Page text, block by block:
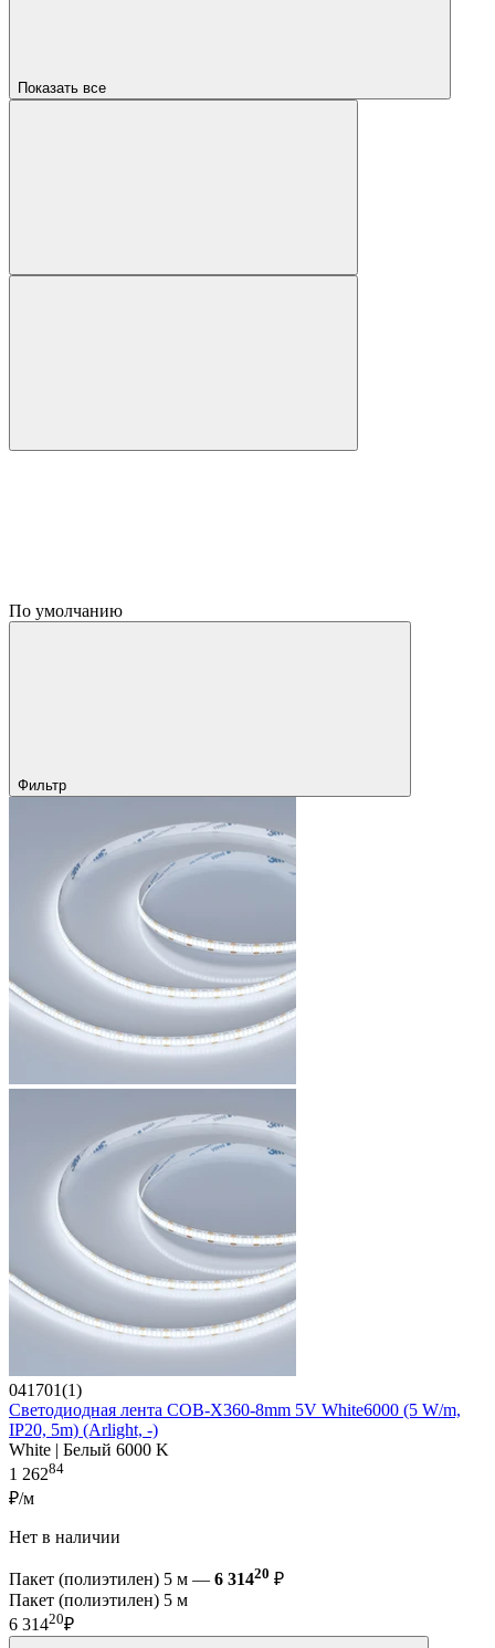
Показать все
По умолчанию
Фильтр
041701(1)
Светодиодная лента COB-X360-8mm 5V White6000 (5 W/m,
IP20, 5m) (Arlight, -)
White | Белый 6000 K
1 26284
₽/м
Нет в наличии
Пакет (полиэтилен) 5 м — 6 31420 ₽
Пакет (полиэтилен) 5 м
6 31420₽